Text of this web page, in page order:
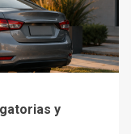
y